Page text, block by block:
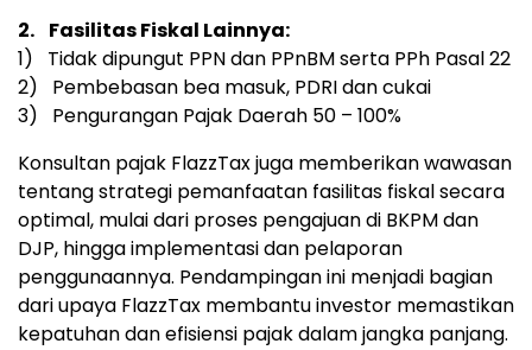
2. Fasilitas Fiskal Lainnya:
1) Tidak dipungut PPN dan PPnBM serta PPh Pasal 22
2) Pembebasan bea masuk, PDRI dan cukai
3) Pengurangan Pajak Daerah 50 – 100%
Konsultan pajak FlazzTax juga memberikan wawasan
tentang strategi pemanfaatan fasilitas fiskal secara
optimal, mulai dari proses pengajuan di BKPM dan
DJP, hingga implementasi dan pelaporan
penggunaannya. Pendampingan ini menjadi bagian
dari upaya FlazzTax membantu investor memastikan
kepatuhan dan efisiensi pajak dalam jangka panjang.